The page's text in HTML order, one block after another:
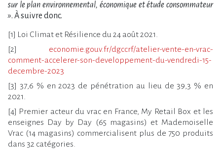
sur le plan environnemental, économique et étude consommateur
». À suivre donc.
[1] Loi Climat et Résilience du 24 août 2021.
[2] economie.gouv.fr/dgccrf/atelier-vente-en-vrac-
comment-accelerer-son-developpement-du-vendredi-15-
decembre-2023
[3] 37,6 % en 2023 de pénétration au lieu de 39,3 % en
2021.
[4] Premier acteur du vrac en France, My Retail Box et les
enseignes Day by Day (65 magasins) et Mademoiselle
Vrac (14 magasins) commercialisent plus de 750 produits
dans 32 catégories.